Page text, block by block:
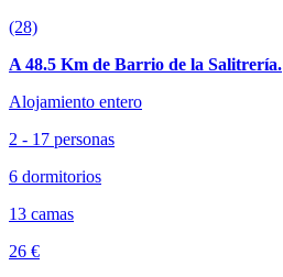
(28)
A 48.5 Km de Barrio de la Salitrería.
Alojamiento entero
2 - 17 personas
6 dormitorios
13 camas
26 €